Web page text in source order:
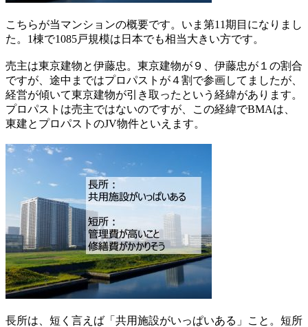
こちらが当マンションの概要です。いま第11期目になりまし
た。1棟で1085戸規模は日本でも相当大きい方です。
売主は東京建物と伊藤忠。東京建物が９、伊藤忠が１の割合
ですが、途中まではプロパストが４割で参画してましたが、
経営が傾いて東京建物が引き取ったという経緯があります。
プロパストは売主ではないのですが、この経緯でBMAは、
東建とプロパストのJV物件といえます。
長所は、短く言えば「共用施設がいっぱいある」こと。短所